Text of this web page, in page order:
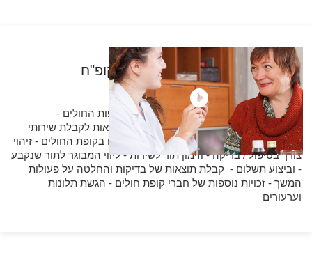
ביטוח משלים וקבלת שירותים מקופ"ח
8 נושאים 44 שאלות
נושאים:הכרת הביטוחים המשלימים של קופות החולים -
הצטרפות לביטוח בריאות משלים - ניצול הזכאות לקבלת שירותי
בריאות משלימים - מודעות לשירותים הזמינים בקופת החולים - זיהוי
צורך בטיפול / בדיקה - וזימון תור לשירות - ליווי המבוגר לתור שנקבע
- וביצוע תשלום - קבלת תוצאות של בדיקות והחלטה על פעולות
המשך - זכויות נוספות של חברי קופת חולים - הגשת תלונות
וערעורים